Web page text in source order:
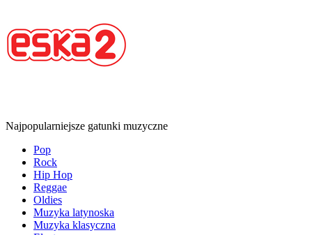
Najpopularniejsze gatunki muzyczne
Pop
Rock
Hip Hop
Reggae
Oldies
Muzyka latynoska
Muzyka klasyczna